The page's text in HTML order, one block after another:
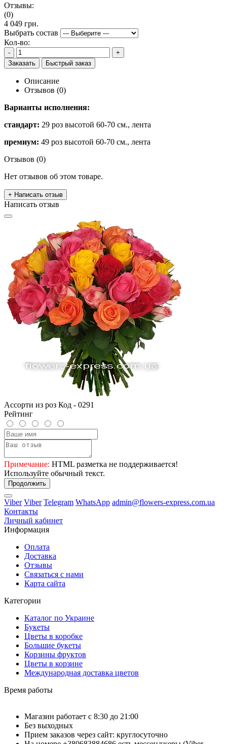
Отзывы:
(0)
4 049 грн.
Выбрать состав
Кол-во:
-
+
Заказать
Быстрый заказ
Описание
Отзывов (0)
Варианты исполнения:
стандарт: 29 роз высотой 60-70 см., лента
премиум: 49 роз высотой 60-70 см., лента
Отзывов (0)
Нет отзывов об этом товаре.
+ Написать отзыв
Написать отзыв
Ассорти из роз Код - 0291
Рейтинг
Примечание: HTML разметка не поддерживается!
Используйте обычный текст.
Продолжить
Viber Viber Telegram WhatsApp admin@flowers-express.com.ua
Контакты
Личный кабинет
Информация
Оплата
Доставка
Отзывы
Связаться с нами
Карта сайта
Категории
Каталог по Украине
Букеты
Цветы в коробке
Большие букеты
Корзины фруктов
Цветы в корзине
Международная доставка цветов
Время работы
Магазин работает с 8:30 до 21:00
Без выходных
Прием заказов через сайт: круглосуточно